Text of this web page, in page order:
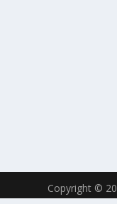
Copyright ©